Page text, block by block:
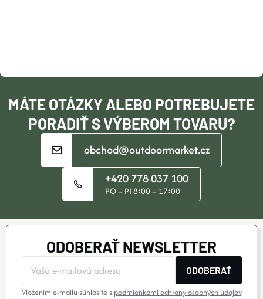
T
MÁTE OTÁZKY ALEBO POTREBUJETE
PORADIŤ S VÝBEROM TOVARU?
obchod@outdoormarket.cz
+420 778 037 100
PO – PI 8:00 – 17:00
ODOBERAŤ NEWSLETTER
ODOBERAŤ
Vložením e-mailu súhlasíte s podmienkami ochrany osobných údajov